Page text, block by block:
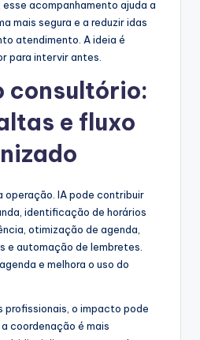
acompanhamento ajuda a
mais segura e a reduzir idas
atendimento. A ideia é
para intervir antes.
consultório:
e fluxo
operação. IA pode contribuir
identificação de horários
otimização de agenda,
e automação de lembretes.
e melhora o uso do
profissionais, o impacto pode
coordenação é mais